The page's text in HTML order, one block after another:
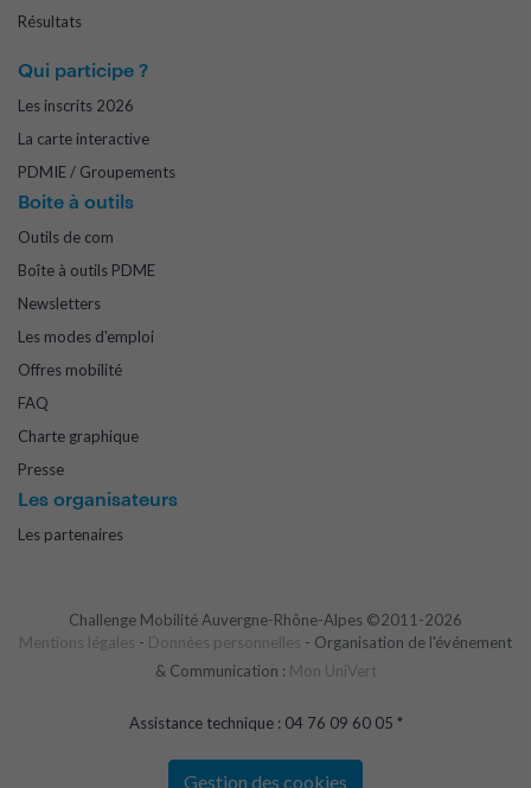
Résultats
Qui participe ?
Les inscrits 2026
La carte interactive
PDMIE / Groupements
Boite à outils
Outils de com
Boîte à outils PDME
Newsletters
Les modes d'emploi
Offres mobilité
FAQ
Charte graphique
Presse
Les organisateurs
Les partenaires
Challenge Mobilité Auvergne-Rhône-Alpes ©2011-2026
Mentions légales - Données personnelles - Organisation de l'événement
& Communication : Mon UniVert
Assistance technique : 04 76 09 60 05 *
Gestion des cookies